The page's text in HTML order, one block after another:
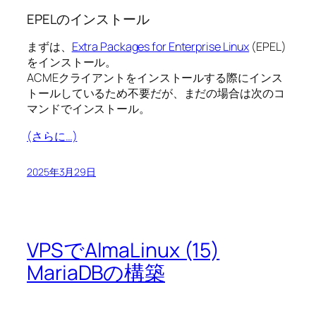
EPELのインストール
まずは、 Extra Packages for Enterprise Linux (EPEL)
をインストール。
ACMEクライアントをインストールする際にインス
トールしているため不要だが、まだの場合は次のコ
マンドでインストール。
(さらに…)
2025年3月29日
VPSでAlmaLinux (15)
MariaDBの構築